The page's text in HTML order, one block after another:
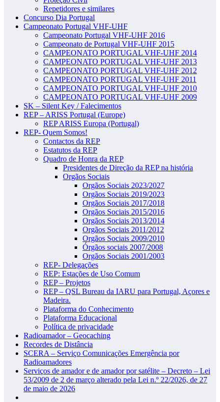
Repetidores e similares
Concurso Dia Portugal
Campeonato Portugal VHF-UHF
Campeonato Portugal VHF-UHF 2016
Campeonato de Portugal VHF-UHF 2015
CAMPEONATO PORTUGAL VHF-UHF 2014
CAMPEONATO PORTUGAL VHF-UHF 2013
CAMPEONATO PORTUGAL VHF-UHF 2012
CAMPEONATO PORTUGAL VHF-UHF 2011
CAMPEONATO PORTUGAL VHF-UHF 2010
CAMPEONATO PORTUGAL VHF-UHF 2009
SK – Silent Key / Falecimentos
REP – ARISS Portugal (Europe)
REP ARISS Europa (Portugal)
REP- Quem Somos!
Contactos da REP
Estatutos da REP
Quadro de Honra da REP
Presidentes de Direção da REP na história
Orgãos Sociais
Orgãos Sociais 2023/2027
Orgãos Sociais 2019/2023
Orgãos Sociais 2017/2018
Orgãos Sociais 2015/2016
Orgãos Sociais 2013/2014
Orgãos Sociais 2011/2012
Orgãos Sociais 2009/2010
Órgãos sociais 2007/2008
Orgãos Sociais 2001/2003
REP- Delegações
REP: Estações de Uso Comum
REP – Projetos
REP – QSL Bureau da IARU para Portugal, Açores e
Madeira.
Plataforma do Conhecimento
Plataforma Educacional
Política de privacidade
Radioamador – Geocaching
Recordes de Distância
SCERA – Serviço Comunicações Emergência por
Radioamadores
Serviços de amador e de amador por satélite – Decreto – Lei
53/2009 de 2 de março alterado pela Lei n.º 22/2026, de 27
de maio de 2026